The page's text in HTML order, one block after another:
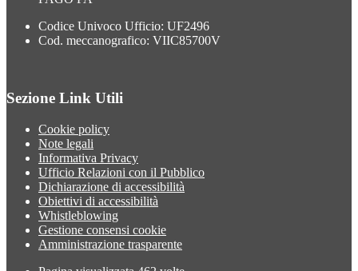
Codice Univoco Ufficio: UF2496
Cod. meccanografico: VIIC85700V
Sezione Link Utili
Cookie policy
Note legali
Informativa Privacy
Ufficio Relazioni con il Pubblico
Dichiarazione di accessibilità
Obiettivi di accessibilità
Whistleblowing
Gestione consensi cookie
Amministrazione trasparente